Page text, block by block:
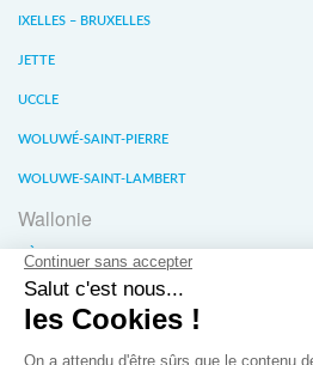
IXELLES – BRUXELLES
JETTE
UCCLE
WOLUWÉ-SAINT-PIERRE
WOLUWE-SAINT-LAMBERT
Wallonie
LIÈGE
WATERLOO
WAVRE